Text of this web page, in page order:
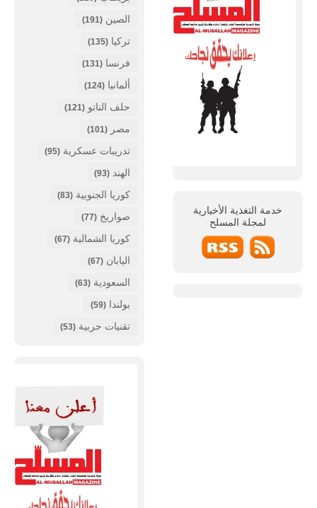
خدمة التغذية الأخبارية
لمجلة المسلح
الصين (191)
تركيا (135)
فرنسا (131)
ألمانيا (124)
حلف الناتو (121)
مصر (101)
تدريبات عسكرية (95)
الهند (93)
كوريا الجنوبية (83)
صواريخ (77)
كوريا الشمالية (67)
اليابان (67)
السعودية (63)
بولندا (59)
تقنيات حربية (53)